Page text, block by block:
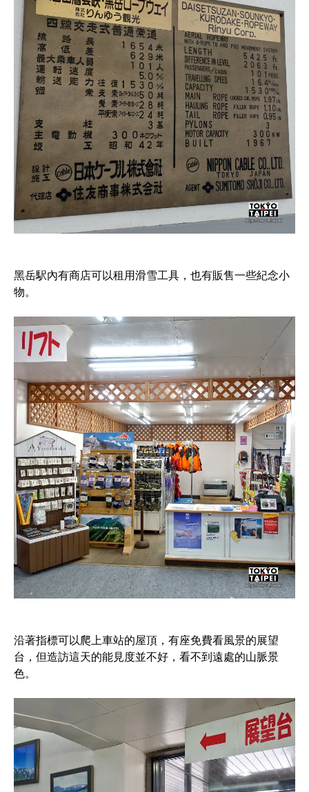
黑岳駅內有商店可以租用滑雪工具，也有販售一些紀念小
物。
沿著指標可以爬上車站的屋頂，有座免費看風景的展望
台，但造訪這天的能見度並不好，看不到遠處的山脈景
色。